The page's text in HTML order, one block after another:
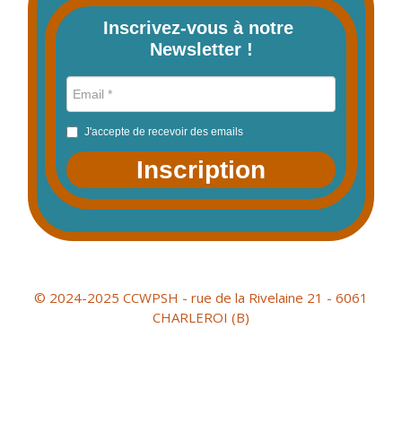
Inscrivez-vous à notre
Newsletter !
J'accepte de recevoir des emails
Inscription
© 2024-2025 CCWPSH - rue de la Rivelaine 21 - 6061
CHARLEROI (B)